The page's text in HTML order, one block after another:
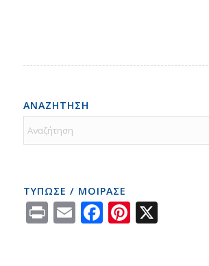
ΑΝΑΖΗΤΗΣΗ
ΤΥΠΩΣΕ / ΜΟΙΡΑΣΕ
PrintEmailFacebook
Pinterest
X